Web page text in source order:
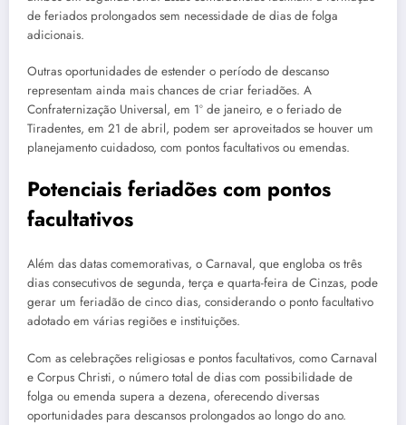
de feriados prolongados sem necessidade de dias de folga
adicionais.
Outras oportunidades de estender o período de descanso
representam ainda mais chances de criar feriadões. A
Confraternização Universal, em 1º de janeiro, e o feriado de
Tiradentes, em 21 de abril, podem ser aproveitados se houver um
planejamento cuidadoso, com pontos facultativos ou emendas.
Potenciais feriadões com pontos
facultativos
Além das datas comemorativas, o Carnaval, que engloba os três
dias consecutivos de segunda, terça e quarta-feira de Cinzas, pode
gerar um feriadão de cinco dias, considerando o ponto facultativo
adotado em várias regiões e instituições.
Com as celebrações religiosas e pontos facultativos, como Carnaval
e Corpus Christi, o número total de dias com possibilidade de
folga ou emenda supera a dezena, oferecendo diversas
oportunidades para descansos prolongados ao longo do ano.